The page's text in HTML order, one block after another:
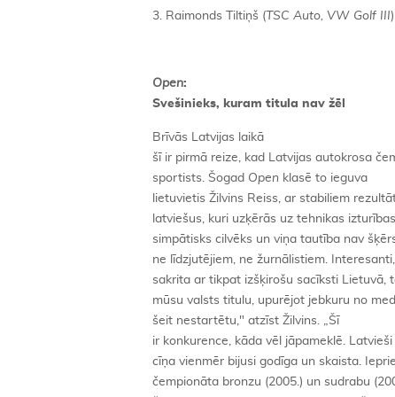
3. Raimonds Tiltiņš ( TSC Auto, VW Golf III
Open:
Svešinieks, kuram titula nav žēl
Brīvās Latvijas laikā
šī ir pirmā reize, kad Latvijas autokrosa
sportists. Šogad Open klasē to ieguva
lietuvietis Žilvins Reiss, ar stabiliem
latviešus, kuri uzķērās uz tehnikas
simpātisks cilvēks un viņa tautība nav
ne līdzjutējiem, ne žurnālistiem.
sakrita ar tikpat izšķirošu sacīksti Lietuvā,
mūsu valsts titulu, upurējot jebkuru no
šeit nestartētu," atzīst Žilvins. „Šī
ir konkurence, kāda vēl jāpameklē.
cīņa vienmēr bijusi godīga un skaista.
čempionāta bronzu (2005.) un sudrabu